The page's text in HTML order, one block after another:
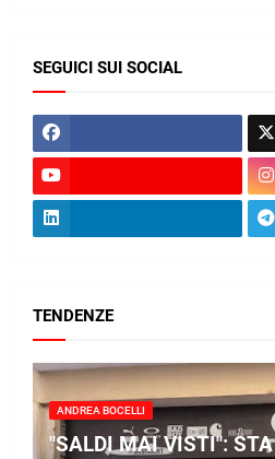
SEGUICI SUI SOCIAL
TENDENZE
ANDREA BOCELLI
"SALDI MAI VISTI": STA